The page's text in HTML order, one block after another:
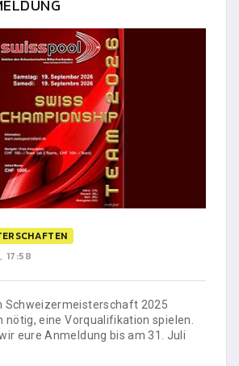
17:58
Schweizermeisterschaft 2025
nötig, eine Vorqualifikation spielen.
eure Anmeldung bis am 31. Juli